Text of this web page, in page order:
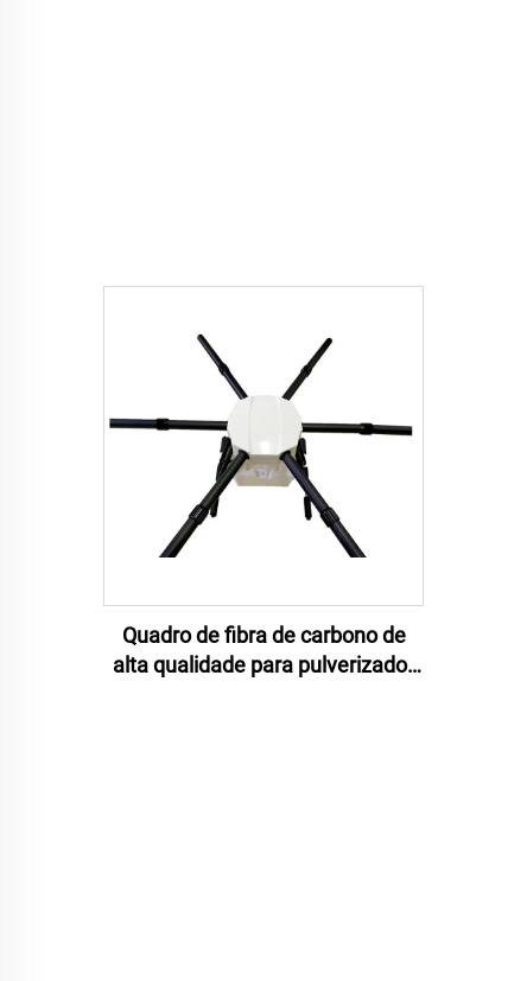
Quadro de fibra de carbono de
alta qualidade para pulverizador